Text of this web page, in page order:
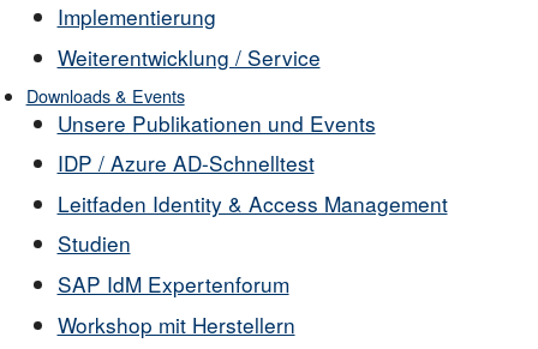
Implementierung
Weiterentwicklung / Service
Downloads & Events
Unsere Publikationen und Events
IDP / Azure AD-Schnelltest
Leitfaden Identity & Access Management
Studien
SAP IdM Expertenforum
Workshop mit Herstellern